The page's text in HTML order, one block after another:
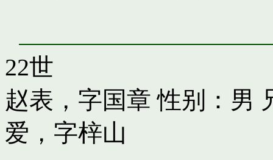
22世
赵表，字国章 性别：男
爱，字梓山